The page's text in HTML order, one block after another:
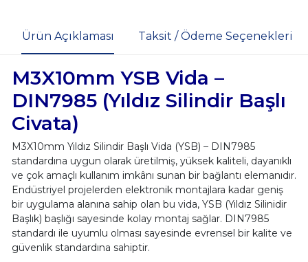
Ürün Açıklaması Taksit / Ödeme Seçenekleri
M3X10mm YSB Vida –
DIN7985 (Yıldız Silindir Başlı
Civata)
M3X10mm Yıldız Silindir Başlı Vida (YSB) – DIN7985
standardına uygun olarak üretilmiş, yüksek kaliteli, dayanıklı
ve çok amaçlı kullanım imkânı sunan bir bağlantı elemanıdır.
Endüstriyel projelerden elektronik montajlara kadar geniş
bir uygulama alanına sahip olan bu vida, YSB (Yıldız Silinidir
Başlık) başlığı sayesinde kolay montaj sağlar. DIN7985
standardı ile uyumlu olması sayesinde evrensel bir kalite ve
güvenlik standardına sahiptir.